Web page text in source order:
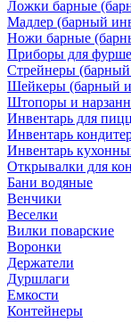
Ложки барные
Мадлер (барный
Ножи барные
Приборы для
Стрейнеры (барный
Шейкеры (барный
Штопоры и
Инвентарь для
Инвентарь
Инвентарь
Открывалки для
Бани водяные
Венчики
Веселки
Вилки поварские
Воронки
Держатели
Дуршлаги
Емкости
Контейнеры